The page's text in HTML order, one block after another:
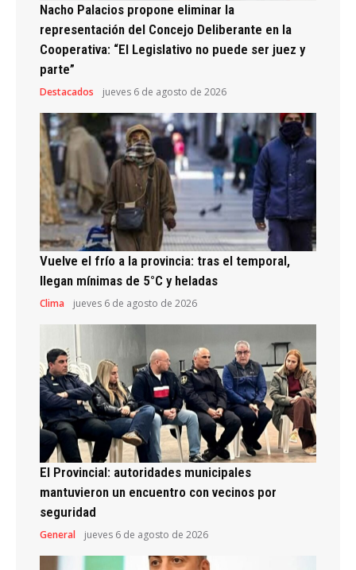
Nacho Palacios propone eliminar la
representación del Concejo Deliberante en la
Cooperativa: “El Legislativo no puede ser juez y
parte”
Destacados jueves 6 de agosto de 2026
Vuelve el frío a la provincia: tras el temporal,
llegan mínimas de 5°C y heladas
Clima jueves 6 de agosto de 2026
El Provincial: autoridades municipales
mantuvieron un encuentro con vecinos por
seguridad
General jueves 6 de agosto de 2026